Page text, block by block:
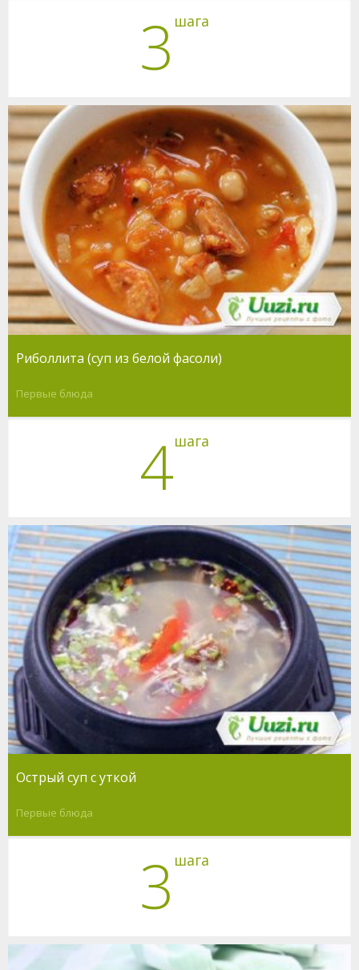
3 шага
Риболлита (суп из белой фасоли)
Первые блюда
4шага
Острый суп с уткой
Первые блюда
3 шага